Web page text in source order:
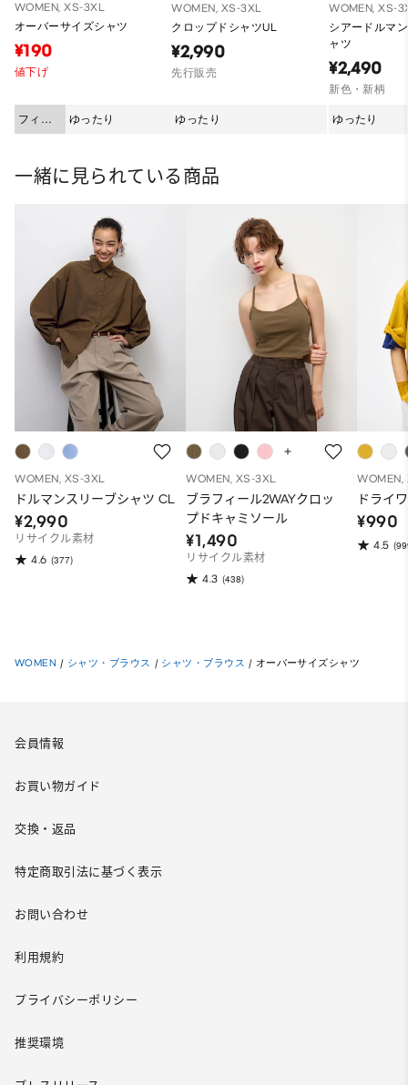
WOMEN, XS-3XL
オーバーサイズシャツ
¥190
値下げ
フィッ
ト
ゆったり
WOMEN, XS-3XL
クロップドシャツUL
¥2,990
先行販売
ゆったり
WOMEN, XS-
シアードルマ
ャツ
¥2,490
新色・新柄
ゆったり
一緒に見られている商品
WOMEN, XS-3XL
ドルマンスリーブシャツ CL
¥2,990
リサイクル素材
4.6 (377)
WOMEN, XS-3XL
ブラフィール2WAYクロッ
プドキャミソール
¥1,490
リサイクル素材
4.3 (438)
WOMEN,
ドライ
¥990
4.5
WOMEN / シャツ・ブラウス / シャツ・ブラウス / オーバーサイズシャツ
会員情報
お買い物ガイド
交換・返品
特定商取引法に基づく表示
お問い合わせ
利用規約
プライバシーポリシー
推奨環境